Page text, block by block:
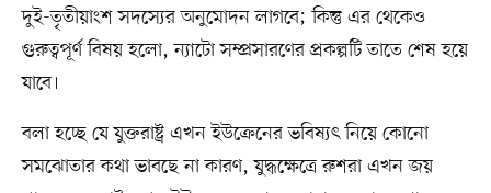
দুই-তৃতীয়াংশ সদস্যের অনুমোদন লাগবে; কিন্তু এর থেকেও
গুরুত্বপূর্ণ বিষয় হলো, ন্যাটো সম্প্রসারণের প্রকল্পটি তাতে শেষ হয়ে
যাবে।
বলা হচ্ছে যে যুক্তরাষ্ট্র এখন ইউক্রেনের ভবিষ্যৎ নিয়ে কোনো
সমঝোতার কথা ভাবছে না কারণ, যুদ্ধক্ষেত্রে রুশরা এখন জয়